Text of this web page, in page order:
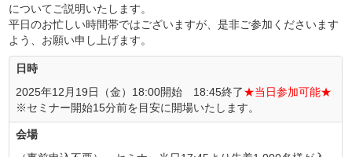
についてご説明いたします。
平日のお忙しい時間帯ではございますが、是非ご参加くださいます
よう、お願い申し上げます。
日時
2025年12月19日（金）18:00開始 18:45終了★当日参加可能★
※セミナー開始15分前を目安に開場いたします。
会場